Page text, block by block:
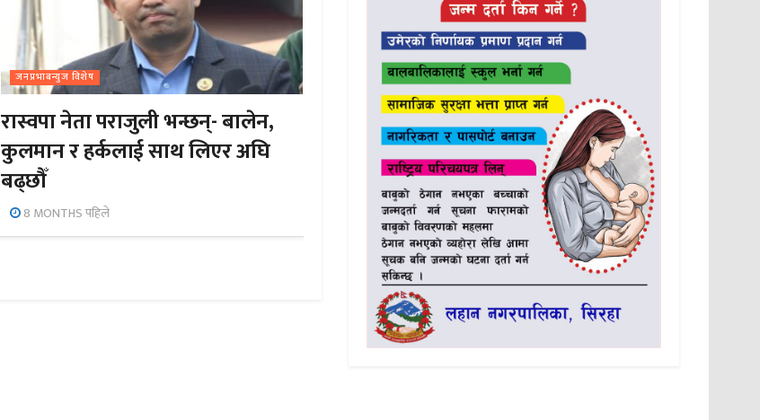
जनप्रभाबन्युज विशेष
रास्वपा नेता पराजुली भन्छन्- बालेन,
कुलमान र हर्कलाई साथ लिएर अघि
बढ्छौँ
8 MONTHS पहिले